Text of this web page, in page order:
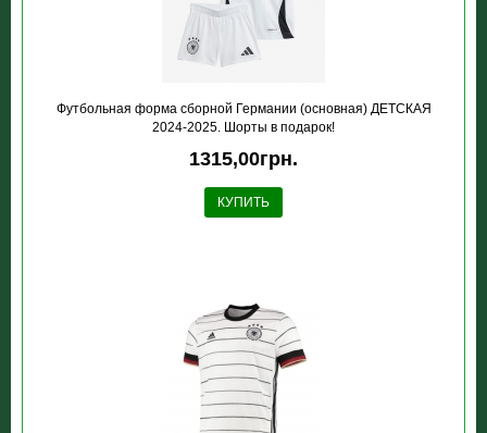
Футбольная форма сборной Германии (основная) ДЕТСКАЯ
2024-2025. Шорты в подарок!
1315,00грн.
КУПИТЬ